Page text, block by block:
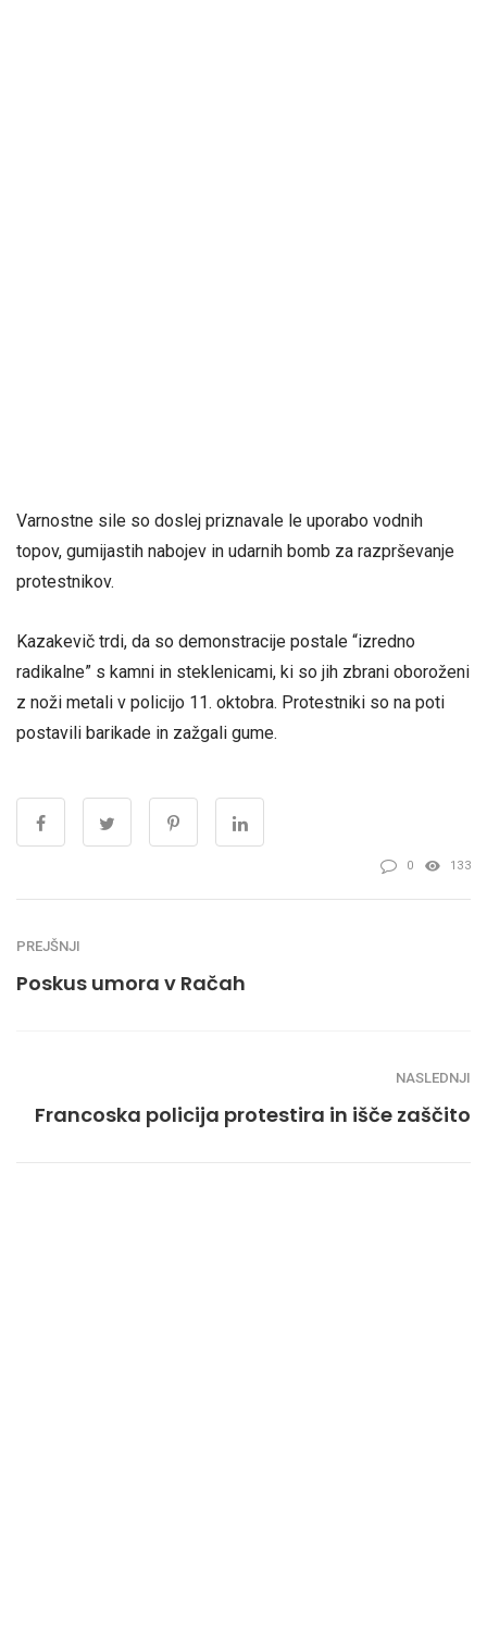
Varnostne sile so doslej priznavale le uporabo vodnih
topov, gumijastih nabojev in udarnih bomb za razprševanje
protestnikov.
Kazakevič trdi, da so demonstracije postale “izredno
radikalne” s kamni in steklenicami, ki so jih zbrani oboroženi
z noži metali v policijo 11. oktobra. Protestniki so na poti
postavili barikade in zažgali gume.
0 133
PREJŠNJI
Poskus umora v Račah
NASLEDNJI
Francoska policija protestira in išče zaščito